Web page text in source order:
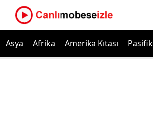
Asya Afrika Amerika Kıtası Pasifik